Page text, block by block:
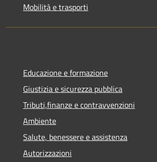
Mobilità e trasporti
Educazione e formazione
Giustizia e sicurezza pubblica
Tributi,finanze e contravvenzioni
Ambiente
Salute, benessere e assistenza
Autorizzazioni